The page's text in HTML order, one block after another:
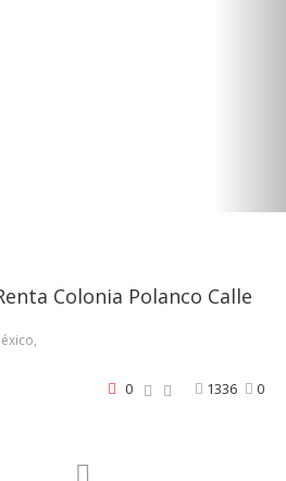
Colonia Polanco Calle
1336 0
0